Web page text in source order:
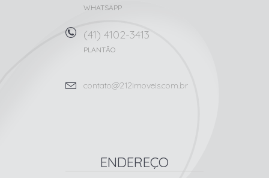
WHATSAPP
(41) 4102-3413
PLANTÃO
contato@212imoveis.com.br
ENDEREÇO